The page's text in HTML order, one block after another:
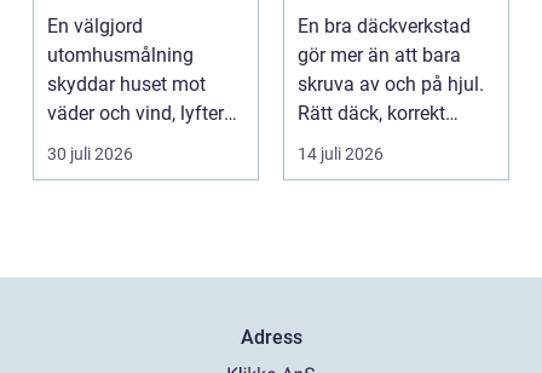
vackert resultat
En välgjord
utomhusmålning
skyddar huset mot
väder och vind, lyfter
helhetsintrycket...
30 juli 2026
mil året runt
En bra däckverkstad
gör mer än att bara
skruva av och på hjul.
Rätt däck, korrekt
montering och rege...
14 juli 2026
Adress